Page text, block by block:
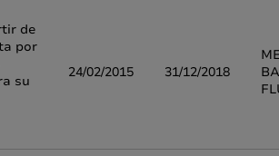
de
por
su
24/02/2015 31/12/2018